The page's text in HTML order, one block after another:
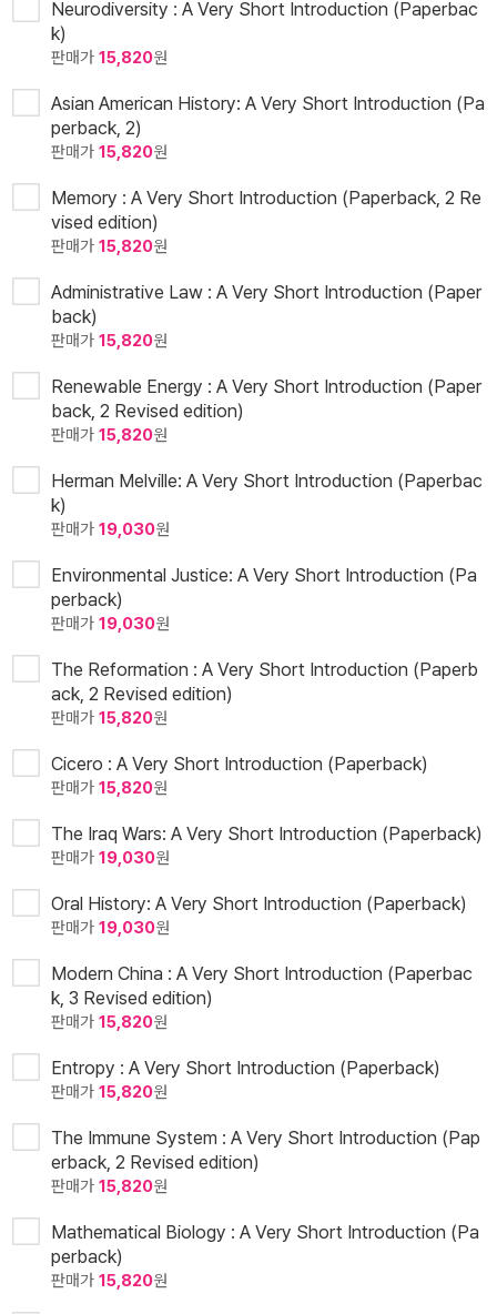
Neurodiversity : A Very Short Introduction (Paperbac
k)
판매가 15,820원
Asian American History: A Very Short Introduction (Pa
perback, 2)
판매가 15,820원
Memory : A Very Short Introduction (Paperback, 2 Re
vised edition)
판매가 15,820원
Administrative Law : A Very Short Introduction (Paper
back)
판매가 15,820원
Renewable Energy : A Very Short Introduction (Paper
back, 2 Revised edition)
판매가 15,820원
Herman Melville: A Very Short Introduction (Paperbac
k)
판매가 19,030원
Environmental Justice: A Very Short Introduction (Pa
perback)
판매가 19,030원
The Reformation : A Very Short Introduction (Paperb
ack, 2 Revised edition)
판매가 15,820원
Cicero : A Very Short Introduction (Paperback)
판매가 15,820원
The Iraq Wars: A Very Short Introduction (Paperback)
판매가 19,030원
Oral History: A Very Short Introduction (Paperback)
판매가 19,030원
Modern China : A Very Short Introduction (Paperbac
k, 3 Revised edition)
판매가 15,820원
Entropy : A Very Short Introduction (Paperback)
판매가 15,820원
The Immune System : A Very Short Introduction (Pap
erback, 2 Revised edition)
판매가 15,820원
Mathematical Biology : A Very Short Introduction (Pa
perback)
판매가 15,820원